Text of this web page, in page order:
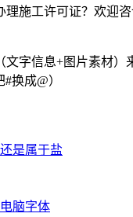
理施工许可证？欢迎
文字信息+图片素材）
换成@）
是属于盐
脑字体